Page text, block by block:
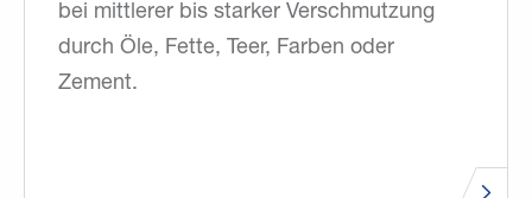
bei mittlerer bis starker Verschmutzung
durch Öle, Fette, Teer, Farben oder
Zement.